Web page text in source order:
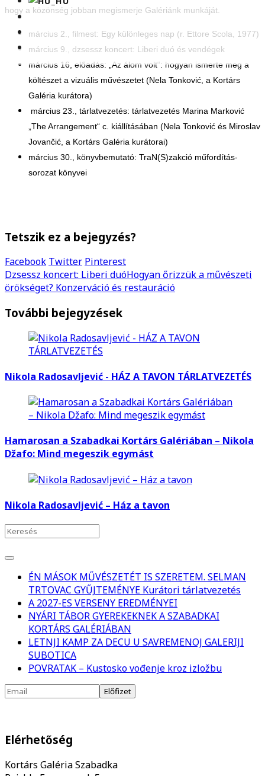
hogy a közönség jobban megismerje Galériánk munkáját.
március 2., filmest: Egy különleges nap (r. Ettore Scola, 1977)
március 9., dzsessz koncert: Liberi duó és vendégek
március 16, előadás: „Az álom volt“: hogyan ismerte meg a
költészet a vizuális művészetet (Nela Tonković, a Kortárs
Galéria kurátora)
március 23., tárlatvezetés: tárlatvezetés Marina Marković
„The Arrangement“ c. kiállításában (Nela Tonković és Miroslav
Jovančić, a Kortárs Galéria kurátorai)
március 30., könyvbemutató: TraN(S)zakció műfordítás-
sorozat könyvei
Tetszik ez a bejegyzés?
Facebook Twitter Pinterest
Dzsessz koncert: Liberi duóHogyan őrizzük a művészeti
örökséget? Konzerváció és restauráció
További bejegyzések
Nikola Radosavljević - HÁZ A TAVON TÁRLATVEZETÉS
Hamarosan a Szabadkai Kortárs Galériában – Nikola
Džafo: Mind megeszik egymást
Nikola Radosavljević – Ház a tavon
ÉN MÁSOK MŰVÉSZETÉT IS SZERETEM. SELMAN
TRTOVAC GYŰJTEMÉNYE Kurátori tárlatvezetés
A 2027-ES VERSENY EREDMÉNYEI
NYÁRI TÁBOR GYEREKEKNEK A SZABADKAI
KORTÁRS GALÉRIÁBAN
LETNJI KAMP ZA DECU U SAVREMENOJ GALERIJI
SUBOTICA
POVRATAK – Kustosko vođenje kroz izložbu
Elérhetőség
Kortárs Galéria Szabadka